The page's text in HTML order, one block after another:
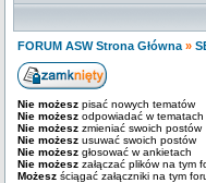
FORUM ASW Strona Główna »
Nie możesz pisać nowych tematów
Nie możesz odpowiadać w tematach
Nie możesz zmieniać swoich postów
Nie możesz usuwać swoich postów
Nie możesz głosować w ankietach
Nie możesz załączać plików na tym
Możesz ściągać załączniki na tym